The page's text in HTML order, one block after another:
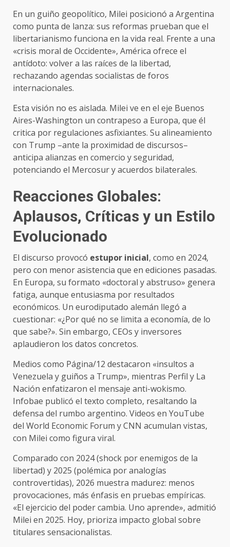
En un guiño geopolítico, Milei posicionó a Argentina
como punta de lanza: sus reformas prueban que el
libertarianismo funciona en la vida real. Frente a una
«crisis moral de Occidente», América ofrece el
antídoto: volver a las raíces de la libertad,
rechazando agendas socialistas de foros
internacionales.
Esta visión no es aislada. Milei ve en el eje Buenos
Aires-Washington un contrapeso a Europa, que él
critica por regulaciones asfixiantes. Su alineamiento
con Trump –ante la proximidad de discursos–
anticipa alianzas en comercio y seguridad,
potenciando el Mercosur y acuerdos bilaterales.
Reacciones Globales:
Aplausos, Críticas y un Estilo
Evolucionado
El discurso provocó estupor inicial, como en 2024,
pero con menor asistencia que en ediciones pasadas.
En Europa, su formato «doctoral y abstruso» genera
fatiga, aunque entusiasma por resultados
económicos. Un eurodiputado alemán llegó a
cuestionar: «¿Por qué no se limita a economía, de lo
que sabe?». Sin embargo, CEOs y inversores
aplaudieron los datos concretos.
Medios como Página/12 destacaron «insultos a
Venezuela y guiños a Trump», mientras Perfil y La
Nación enfatizaron el mensaje anti-wokismo.
Infobae publicó el texto completo, resaltando la
defensa del rumbo argentino. Videos en YouTube
del World Economic Forum y CNN acumulan vistas,
con Milei como figura viral.
Comparado con 2024 (shock por enemigos de la
libertad) y 2025 (polémica por analogías
controvertidas), 2026 muestra madurez: menos
provocaciones, más énfasis en pruebas empíricas.
«El ejercicio del poder cambia. Uno aprende», admitió
Milei en 2025. Hoy, prioriza impacto global sobre
titulares sensacionalistas.